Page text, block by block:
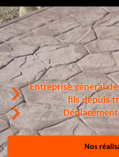
Entreprise général
fils depuis
Nos